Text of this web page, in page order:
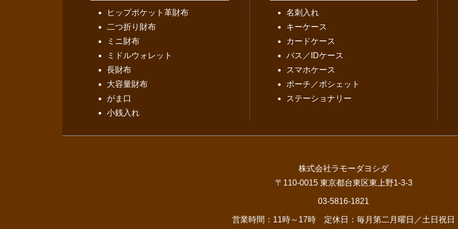
ヒップポケット革財布
二つ折り財布
ミニ財布
ミドルウォレット
長財布
大容量財布
がま口
小銭入れ
名刺入れ
キーケース
カードケース
パス／IDケース
スマホケース
ポーチ／ポシェット
ステーショナリー
株式会社ラモーダヨシダ
〒110-0015 東京都台東区東上野1-3-3
03-5816-1821
営業時間：11時～17時 定休日：毎月第二月曜日／土日祝日